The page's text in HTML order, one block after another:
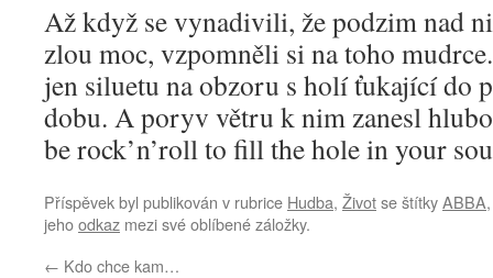
Až když se vynadivili, že podzim nad
zlou moc, vzpomněli si na toho
jen siluetu na obzoru s holí ťukající do
dobu. A poryv větru k nim zanesl
be rock’n’roll to fill the hole in your
Příspěvek byl publikován v rubrice Hudba, Životse štítkyABBA
jehoodkaz mezi své oblíbené záložky.
← Kdo chce kam…